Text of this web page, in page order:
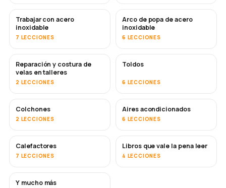
PRONTO
Trabajar con acero
inoxidable
7 LECCIONES
Arco de popa de acero
inoxidable
6 LECCIONES
PRONTO
Reparación y costura de
velas en talleres
2 LECCIONES
Toldos
6 LECCIONES
Colchones
2 LECCIONES
PRONTO
Aires acondicionados
6 LECCIONES
PRONTO
Calefactores
7 LECCIONES
PRONTO
Libros que vale la pena leer
4 LECCIONES
PRONTO
Y mucho más